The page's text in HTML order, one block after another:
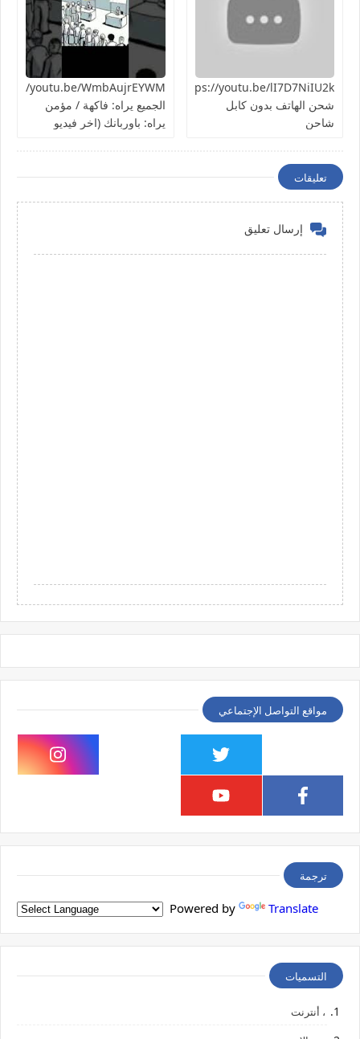
https://youtu.be/lI7D7NiIU2kطريقة
شحن الهاتف بدون كابل
شاحن
الجميع يراه: فاكهة / مؤمن
يراه: باوربانك (اخر فيديو
تعليقات
إرسال تعليق
مواقع التواصل الإجتماعي
ترجمة
Powered by Translate
التسميات
، أنترنت